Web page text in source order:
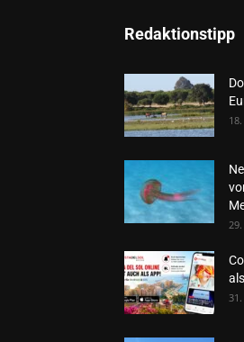
Redaktionstipp